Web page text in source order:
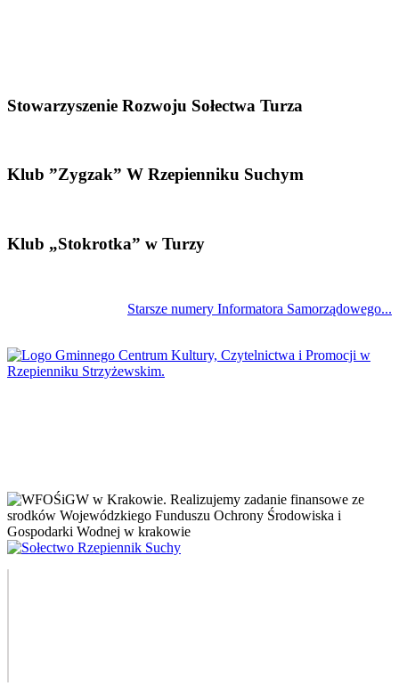
Stowarzyszenie Rozwoju Sołectwa Turza
Klub ”Zygzak” W Rzepienniku Suchym
Klub „Stokrotka” w Turzy
Starsze numery Informatora Samorządowego...